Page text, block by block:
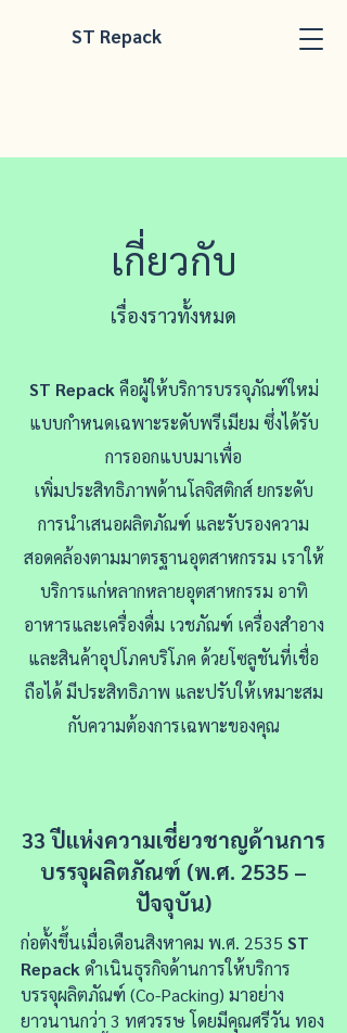
ST Repack
เกี่ยวกับ
เรื่องราวทั้งหมด
ST Repack คือผู้ให้บริการบรรจุภัณฑ์ใหม่
แบบกำหนดเฉพาะระดับพรีเมียม ซึ่งได้รับ
การออกแบบมาเพื่อ
เพิ่มประสิทธิภาพด้านโลจิสติกส์ ยกระดับ
การนำเสนอผลิตภัณฑ์ และรับรองความ
สอดคล้องตามมาตรฐานอุตสาหกรรม เราให้
บริการแก่หลากหลายอุตสาหกรรม อาทิ
อาหารและเครื่องดื่ม เวชภัณฑ์ เครื่องสำอาง
และสินค้าอุปโภคบริโภค ด้วยโซลูชันที่เชื่อ
ถือได้ มีประสิทธิภาพ และปรับให้เหมาะสม
กับความต้องการเฉพาะของคุณ
33 ปีแห่งความเชี่ยวชาญด้านการ
บรรจุผลิตภัณฑ์ (พ.ศ. 2535 –
ปัจจุบัน)
ก่อตั้งขึ้นเมื่อเดือนสิงหาคม พ.ศ. 2535 ST
Repack ดำเนินธุรกิจด้านการให้บริการ
บรรจุผลิตภัณฑ์ (Co-Packing) มาอย่าง
ยาวนานกว่า 3 ทศวรรษ โดยมีคุณศรีวัน ทอง